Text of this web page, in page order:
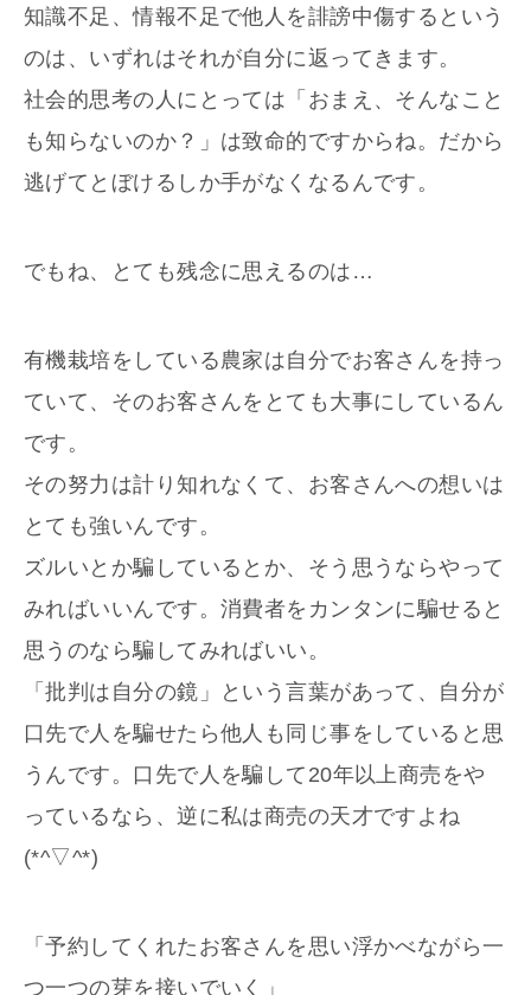
知識不足、情報不足で他人を誹謗中傷するという
のは、いずれはそれが自分に返ってきます。
社会的思考の人にとっては「おまえ、そんなこと
も知らないのか？」は致命的ですからね。だから
逃げてとぼけるしか手がなくなるんです。
でもね、とても残念に思えるのは…
有機栽培をしている農家は自分でお客さんを持っ
ていて、そのお客さんをとても大事にしているん
です。
その努力は計り知れなくて、お客さんへの想いは
とても強いんです。
ズルいとか騙しているとか、そう思うならやって
みればいいんです。消費者をカンタンに騙せると
思うのなら騙してみればいい。
「批判は自分の鏡」という言葉があって、自分が
口先で人を騙せたら他人も同じ事をしていると思
うんです。口先で人を騙して20年以上商売をや
っているなら、逆に私は商売の天才ですよね
(*^▽^*)
「予約してくれたお客さんを思い浮かべながら一
つ一つの芽を接いでいく」